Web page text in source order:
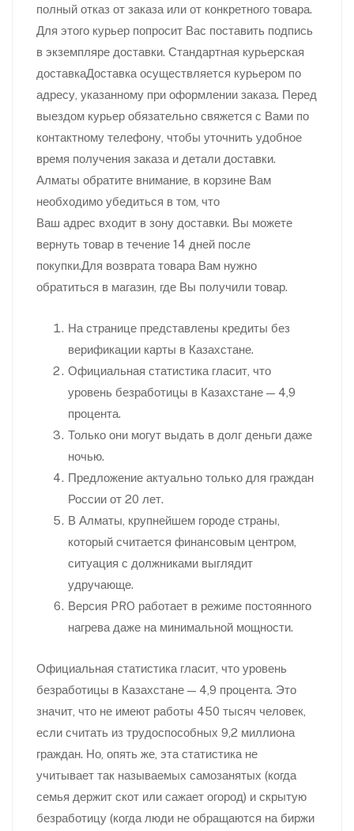
полный отказ от заказа или от конкретного товара.
Для этого курьер попросит Вас поставить подпись
в экземпляре доставки. Стандартная курьерская
доставкаДоставка осуществляется курьером по
адресу, указанному при оформлении заказа. Перед
выездом курьер обязательно свяжется с Вами по
контактному телефону, чтобы уточнить удобное
время получения заказа и детали доставки.
Алматы обратите внимание, в корзине Вам
необходимо убедиться в том, что
Ваш адрес входит в зону доставки. Вы можете
вернуть товар в течение 14 дней после
покупки.Для возврата товара Вам нужно
обратиться в магазин, где Вы получили товар.
На странице представлены кредиты без
верификации карты в Казахстане.
Официальная статистика гласит, что
уровень безработицы в Казахстане — 4,9
процента.
Только они могут выдать в долг деньги даже
ночью.
Предложение актуально только для граждан
России от 20 лет.
В Алматы, крупнейшем городе страны,
который считается финансовым центром,
ситуация с должниками выглядит
удручающе.
Версия PRO работает в режиме постоянного
нагрева даже на минимальной мощности.
Официальная статистика гласит, что уровень
безработицы в Казахстане — 4,9 процента. Это
значит, что не имеют работы 450 тысяч человек,
если считать из трудоспособных 9,2 миллиона
граждан. Но, опять же, эта статистика не
учитывает так называемых самозанятых (когда
семья держит скот или сажает огород) и скрытую
безработицу (когда люди не обращаются на биржи